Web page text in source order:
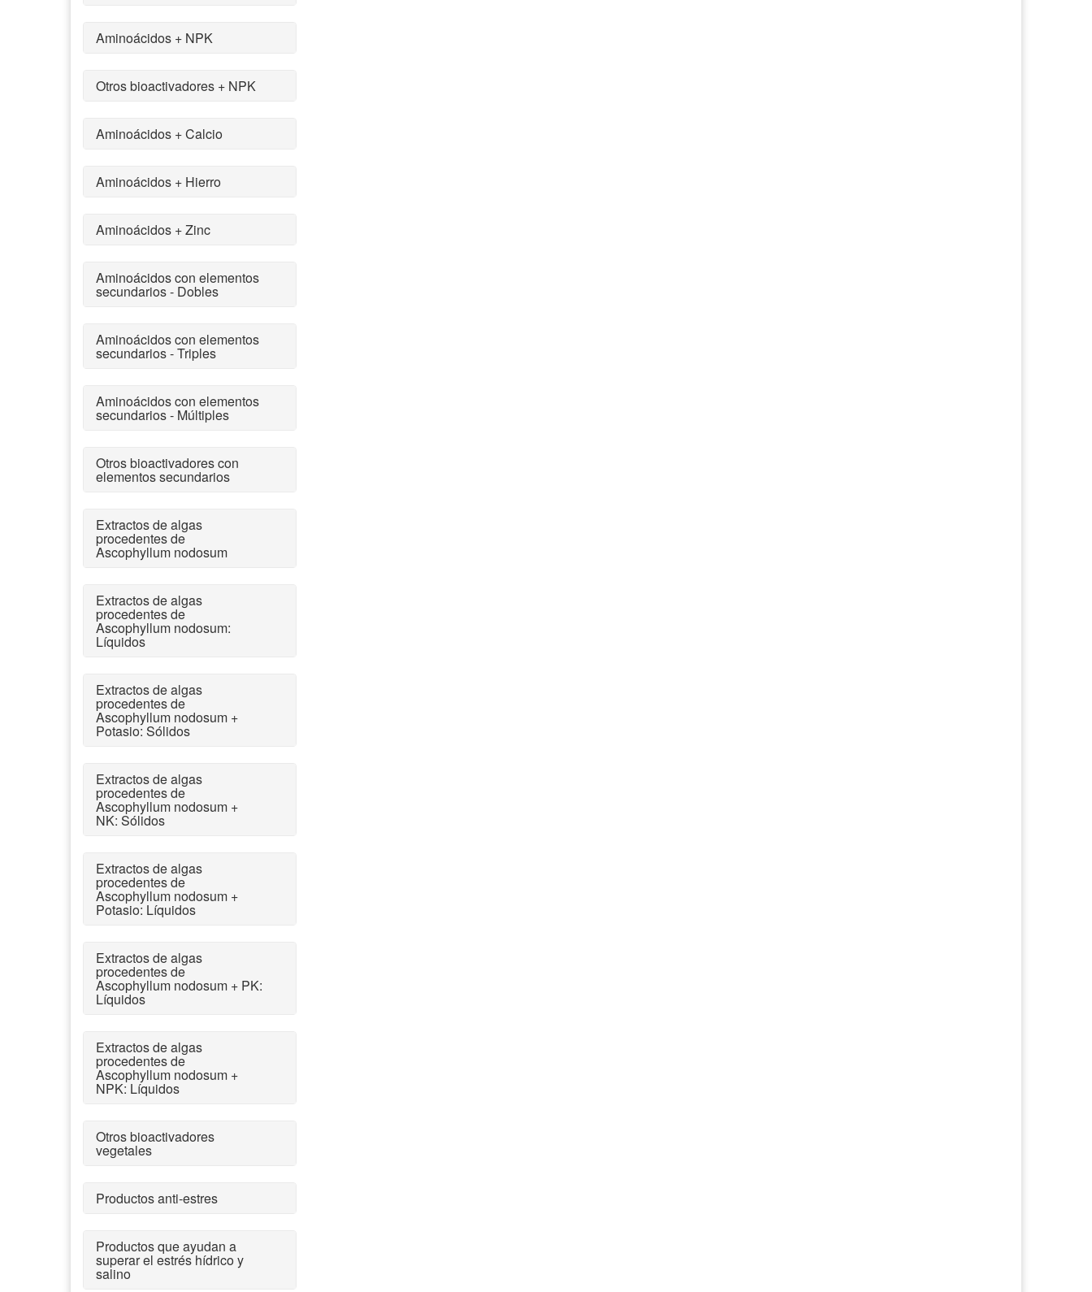
Aminoácidos + NPK
Otros bioactivadores + NPK
Aminoácidos + Calcio
Aminoácidos + Hierro
Aminoácidos + Zinc
Aminoácidos con elementos
secundarios - Dobles
Aminoácidos con elementos
secundarios - Triples
Aminoácidos con elementos
secundarios - Múltiples
Otros bioactivadores con
elementos secundarios
Extractos de algas
procedentes de
Ascophyllum nodosum
Extractos de algas
procedentes de
Ascophyllum nodosum:
Líquidos
Extractos de algas
procedentes de
Ascophyllum nodosum +
Potasio: Sólidos
Extractos de algas
procedentes de
Ascophyllum nodosum +
NK: Sólidos
Extractos de algas
procedentes de
Ascophyllum nodosum +
Potasio: Líquidos
Extractos de algas
procedentes de
Ascophyllum nodosum + PK:
Líquidos
Extractos de algas
procedentes de
Ascophyllum nodosum +
NPK: Líquidos
Otros bioactivadores
vegetales
Productos anti-estres
Productos que ayudan a
superar el estrés hídrico y
salino